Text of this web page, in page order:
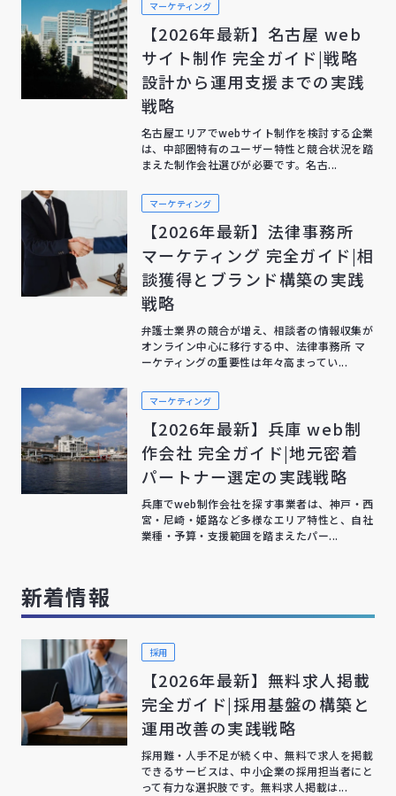
マーケティング
【2026年最新】名古屋 web
サイト制作 完全ガイド|戦略
設計から運用支援までの実践
戦略
名古屋エリアでwebサイト制作を検討する企業
は、中部圏特有のユーザー特性と競合状況を踏
まえた制作会社選びが必要です。名古...
マーケティング
【2026年最新】法律事務所
マーケティング 完全ガイド|相
談獲得とブランド構築の実践
戦略
弁護士業界の競合が増え、相談者の情報収集が
オンライン中心に移行する中、法律事務所 マ
ーケティングの重要性は年々高まってい...
マーケティング
【2026年最新】兵庫 web制
作会社 完全ガイド|地元密着
パートナー選定の実践戦略
兵庫でweb制作会社を探す事業者は、神戸・西
宮・尼崎・姫路など多様なエリア特性と、自社
業種・予算・支援範囲を踏まえたパー...
新着情報
採用
【2026年最新】無料求人掲載
完全ガイド|採用基盤の構築と
運用改善の実践戦略
採用難・人手不足が続く中、無料で求人を掲載
できるサービスは、中小企業の採用担当者にと
って有力な選択肢です。無料求人掲載は...